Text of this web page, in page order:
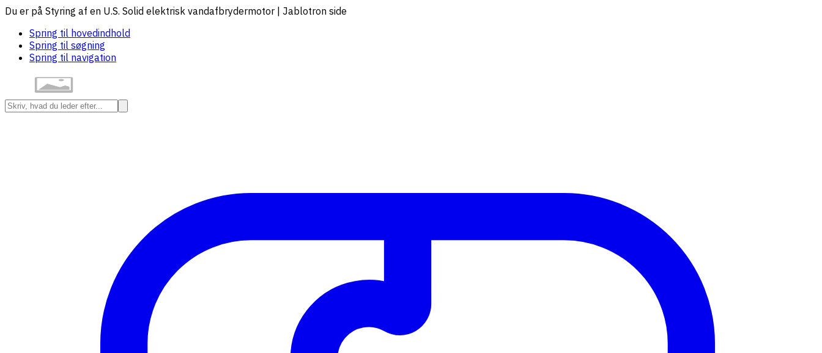
Du er på Styring af en U.S. Solid elektrisk vandafbrydermotor | Jablotron side
Spring til hovedindhold
Spring til søgning
Spring til navigation